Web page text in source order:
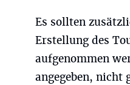
Es sollten
Erstellung des
aufgenommen
angegeben, nicht